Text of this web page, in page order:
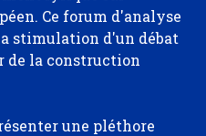
Ce forum d'analyse
stimulation d'un débat
de la construction
une pléthore